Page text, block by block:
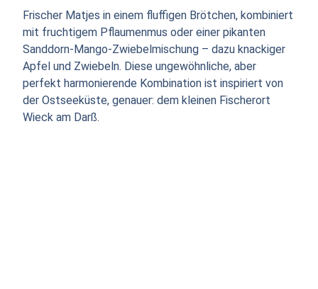
Frischer Matjes in einem fluffigen Brötchen, kombiniert
mit fruchtigem Pflaumenmus oder einer pikanten
Sanddorn-Mango-Zwiebelmischung – dazu knackiger
Apfel und Zwiebeln. Diese ungewöhnliche, aber
perfekt harmonierende Kombination ist inspiriert von
der Ostseeküste, genauer: dem kleinen Fischerort
Wieck am Darß.